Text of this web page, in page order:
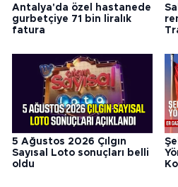
Antalya'da özel hastanede
gurbetçiye 71 bin liralık
fatura
5 Ağustos 2026 Çılgın
Sayısal Loto sonuçları belli
oldu